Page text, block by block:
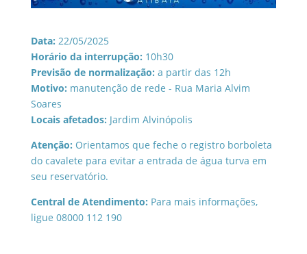
Data: 22/05/2025
Horário da interrupção: 10h30
Previsão de normalização: a partir das 12h
Motivo: manutenção de rede - Rua Maria Alvim
Soares
Locais afetados: Jardim Alvinópolis
Atenção: Orientamos que feche o registro borboleta
do cavalete para evitar a entrada de água turva em
seu reservatório.
Central de Atendimento: Para mais informações,
ligue 08000 112 190